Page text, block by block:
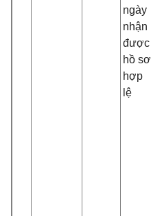
ngày
nhận
được
hồ sơ
hợp
lệ